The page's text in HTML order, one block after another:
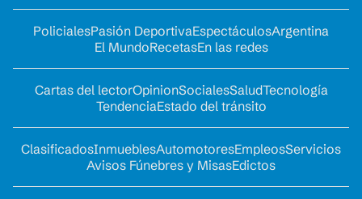
PolicialesPasión DeportivaEspectáculosArgentina
El MundoRecetasEn las redes
Cartas del lectorOpinionSocialesSaludTecnología
TendenciaEstado del tránsito
ClasificadosInmueblesAutomotoresEmpleosServicios
Avisos Fúnebres y MisasEdictos